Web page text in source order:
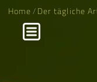
Home/Der tägliche